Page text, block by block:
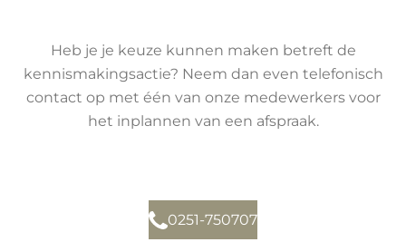
Heb je je keuze kunnen maken betreft de
kennismakingsactie? Neem dan even telefonisch
contact op met één van onze medewerkers voor
het inplannen van een afspraak.
0251-750707